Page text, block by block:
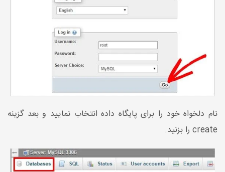
نام دلخواه خود را برای پایگاه داده انتخاب نمایید و بعد گزینه
create را بزنید.